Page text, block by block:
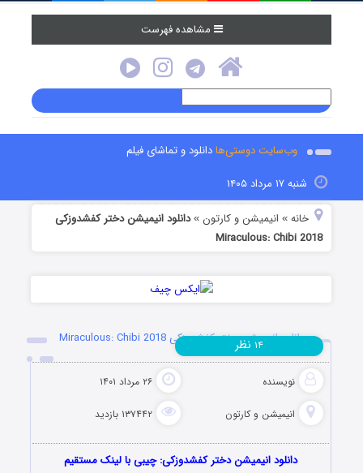
مشاهده فهرست
وب‌سایت دوستی‌هادانلود و تماشای فیلم
شنبه ۱۷ مرداد ۱۴۰۵
خانه » انیمیشن و کارتون »دانلود انیمیشن دختر کفشدوزکی
Miraculous: Chibi 2018
دانلود انیمیشن دختر کفشدوزکی Miraculous: Chibi 2018
نویسنده ۲۶ مرداد ۱۴۰۱
انیمیشن و کارتون ۱۳۷۴۴۲ بازدید
۱۴ نظر
دانلود انیمیشندختر کفشدوزکی: چیبیبا لینک مستقیم